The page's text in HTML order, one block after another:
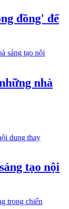
đồng' để
nhà
tạo nội